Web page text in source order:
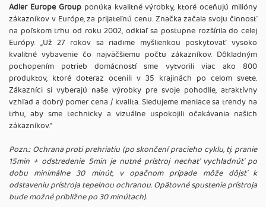
Adler Europe Groupponúka kvalitné výrobky, ktoré oceňujú milióny
zákazníkov v Európe, za prijateľnú cenu. Značka začala svoju činnosť
na poľskom trhu od roku 2002, odkiaľ sa postupne rozšírila do celej
Európy. ,,Už 27 rokov sa riadime myšlienkou poskytovať vysoko
kvalitné vybavenie čo najväčšiemu počtu zákazníkov. Dôkladným
pochopením potrieb domácností sme vytvorili viac ako 800
produktov, ktoré doteraz ocenili v 35 krajinách po celom svete.
Zákazníci si vyberajú naše výrobky pre svoje pohodlie, atraktívny
vzhľad a dobrý pomer cena / kvalita. Sledujeme meniace sa trendy na
trhu, aby sme technicky a vizuálne uspokojili očakávania našich
zákazníkov.‘‘
Pozn.: Ochrana proti prehriatiu (po skončení pracieho cyklu, tj. pranie
15min + odstredenie 5min je nutné prístroj nechať vychladnúť po
dobu minimálne 30 minút, v opačnom prípade môže dôjsť k
odstaveniu prístroja tepelnou ochranou. Opätovné spustenie prístroja
bude možné približne po 30 minútach).